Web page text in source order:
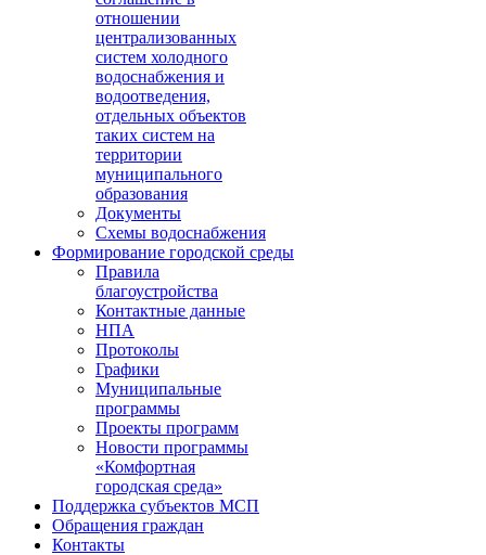
отношении
централизованных
систем холодного
водоснабжения и
водоотведения,
отдельных объектов
таких систем на
территории
муниципального
образования
Документы
Схемы водоснабжения
Формирование городской среды
Правила
благоустройства
Контактные данные
НПА
Протоколы
Графики
Муниципальные
программы
Проекты программ
Новости программы
«Комфортная
городская среда»
Поддержка субъектов МСП
Обращения граждан
Контакты